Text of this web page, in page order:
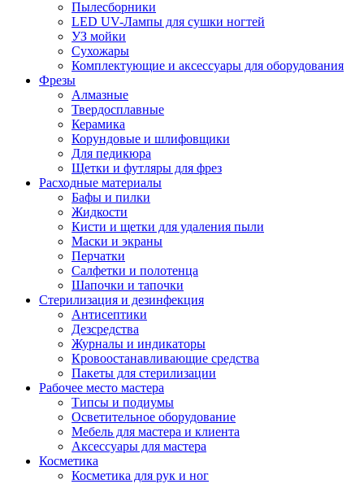
Пылесборники
LED UV-Лампы для сушки ногтей
УЗ мойки
Сухожары
Комплектующие и аксессуары для оборудования
Фрезы
Алмазные
Твердосплавные
Керамика
Корундовые и шлифовщики
Для педикюра
Щетки и футляры для фрез
Расходные материалы
Бафы и пилки
Жидкости
Кисти и щетки для удаления пыли
Маски и экраны
Перчатки
Салфетки и полотенца
Шапочки и тапочки
Стерилизация и дезинфекция
Антисептики
Дезсредства
Журналы и индикаторы
Кровоостанавливающие средства
Пакеты для стерилизации
Рабочее место мастера
Типсы и подиумы
Осветительное оборудование
Мебель для мастера и клиента
Аксессуары для мастера
Косметика
Косметика для рук и ног